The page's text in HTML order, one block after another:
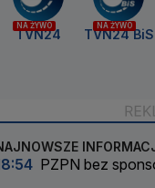
NA ŻYWO
TVN24
NA ŻYWO
TVN24 BiS
PZPN bez